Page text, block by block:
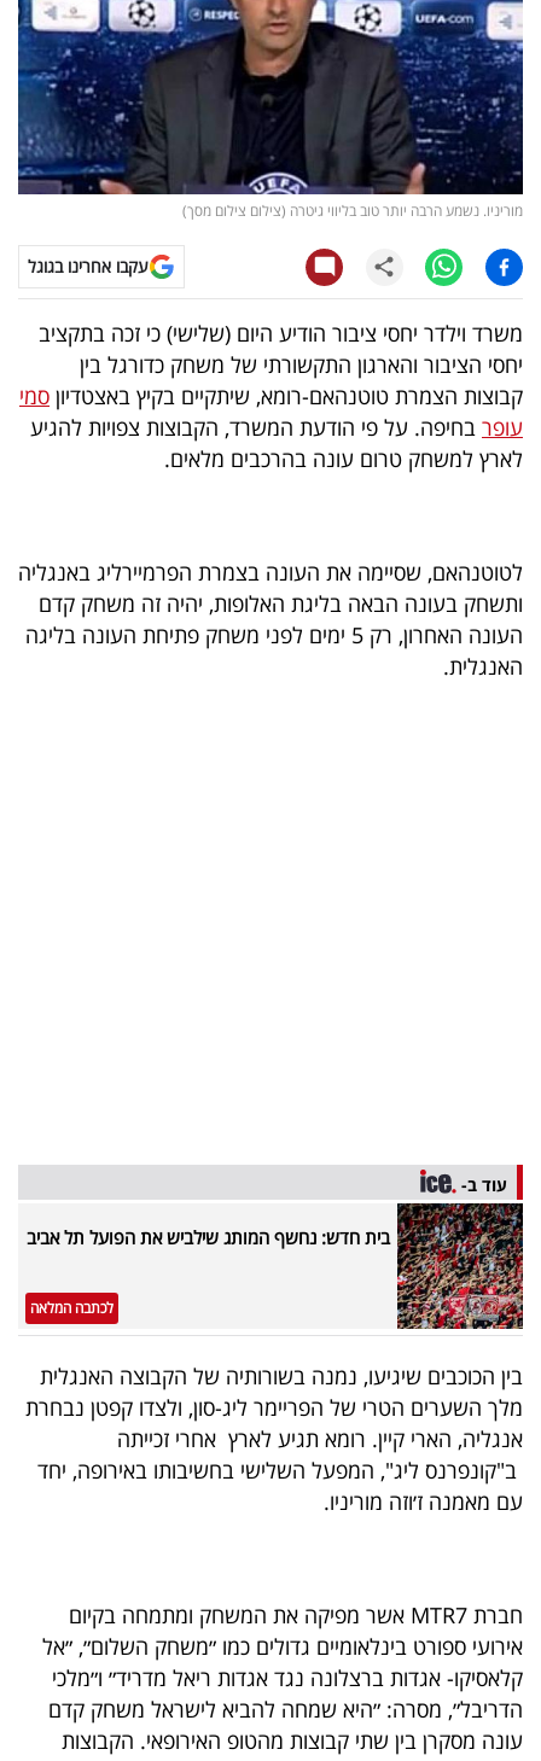
דעות
רכילות
עסקית
קריפטו
ויראלי
טלוויזיה
עסקי
ספורט
קריירה
רייטינג
רכב
40
UNDER
40
שיתופי
פעולה
דרושים
מייל
אדום
מוריניו. נשמע הרבה יותר טוב בליווי גיטרה (צילום צילום מסך)
עקבו אחרינו בגוגל
משרד וילדר יחסי ציבור הודיע היום (שלישי) כי זכה בתקציב
יחסי הציבור והארגון התקשורתי של משחק כדורגל בין
קבוצות הצמרת טוטנהאם-רומא, שיתקיים בקיץ באצטדיון סמי
עופר בחיפה. על פי הודעת המשרד, הקבוצות צפויות להגיע
לארץ למשחק טרום עונה בהרכבים מלאים.
לטוטנהאם, שסיימה את העונה בצמרת הפרמיירליג באנגליה
ותשחק בעונה הבאה בליגת האלופות, יהיה זה משחק קדם
העונה האחרון, רק 5 ימים לפני משחק פתיחת העונה בליגה
האנגלית.
עוד ב-
בית חדש: נחשף המותג שילביש את הפועל תל אביב
לכתבה המלאה
בין הכוכבים שיגיעו, נמנה בשורותיה של הקבוצה האנגלית
מלך השערים הטרי של הפריימר ליג-סון, ולצדו קפטן נבחרת
אנגליה, הארי קיין. רומא תגיע לארץ אחרי זכייתה
ב"קונפרנס ליג", המפעל השלישי בחשיבותו באירופה, יחד
עם מאמנה ז׳וזה מוריניו.
חברת MTR7 אשר מפיקה את המשחק ומתמחה בקיום
אירועי ספורט בינלאומיים גדולים כמו ״משחק השלום״, ״אל
קלאסיקו- אגדות ברצלונה נגד אגדות ריאל מדריד״ ו״מלכי
הדריבל״, מסרה: ״היא שמחה להביא לישראל משחק קדם
עונה מסקרן בין שתי קבוצות מהטופ האירופאי. הקבוצות